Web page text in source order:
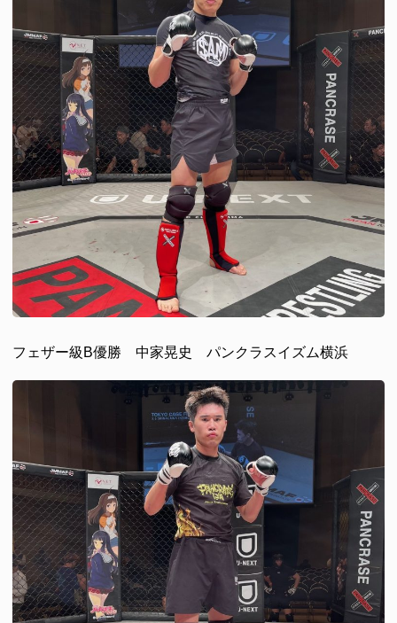
フェザー級B優勝 中家晃史 パンクラスイズム横浜